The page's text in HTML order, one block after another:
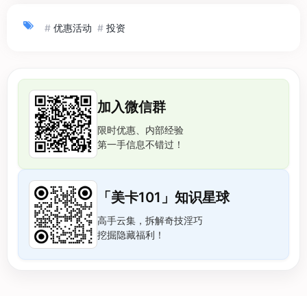
# 优惠活动 # 投资
加入微信群
限时优惠、内部经验
第一手信息不错过！
「美卡101」知识星球
高手云集，拆解奇技淫巧
挖掘隐藏福利！